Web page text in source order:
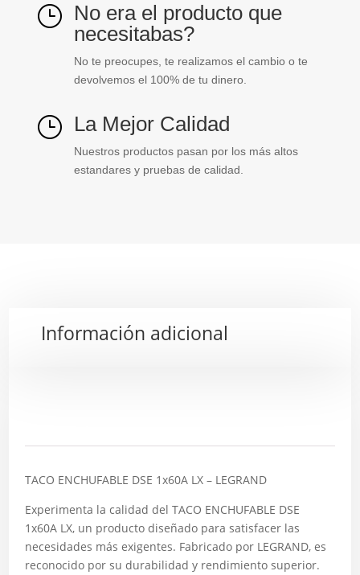
} No era el producto que
necesitabas?
No te preocupes, te realizamos el cambio o te
devolvemos el 100% de tu dinero.
} La Mejor Calidad
Nuestros productos pasan por los más altos
estandares y pruebas de calidad.
Información adicional
TACO ENCHUFABLE DSE 1x60A LX – LEGRAND
Experimenta la calidad del TACO ENCHUFABLE DSE
1x60A LX, un producto diseñado para satisfacer las
necesidades más exigentes. Fabricado por LEGRAND, es
reconocido por su durabilidad y rendimiento superior.